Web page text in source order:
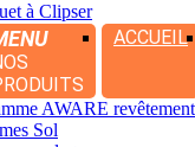
à Clipser
ACCUEIL
AWARE
Sol